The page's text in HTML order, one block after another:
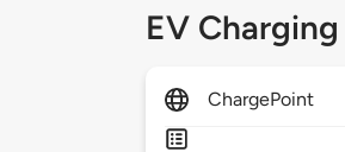
EV
ChargePoint